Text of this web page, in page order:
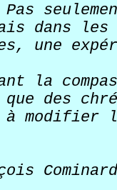
Pas
dans les
une
la
que des
à modifier